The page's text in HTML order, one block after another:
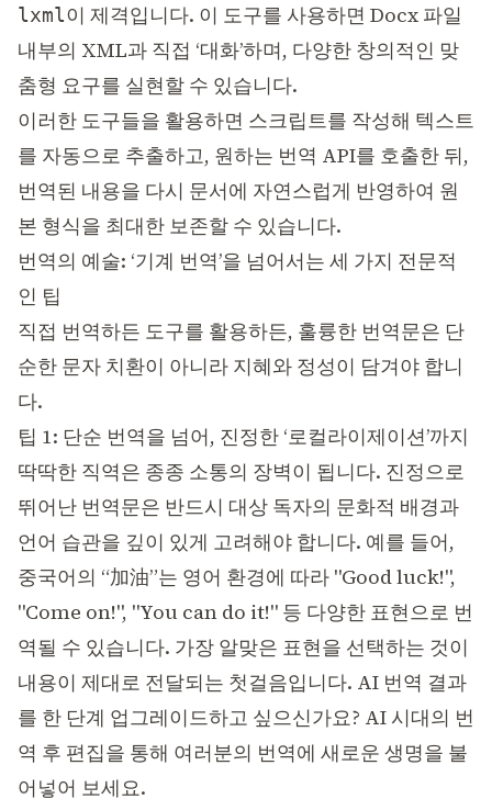
lxml이 제격입니다. 이 도구를 사용하면 Docx 파일
내부의 XML과 직접 ‘대화’하며, 다양한 창의적인 맞
춤형 요구를 실현할 수 있습니다.
이러한 도구들을 활용하면 스크립트를 작성해 텍스트
를 자동으로 추출하고, 원하는 번역 API를 호출한 뒤,
번역된 내용을 다시 문서에 자연스럽게 반영하여 원
본 형식을 최대한 보존할 수 있습니다.
번역의 예술: ‘기계 번역’을 넘어서는 세 가지 전문적
인 팁
직접 번역하든 도구를 활용하든, 훌륭한 번역문은 단
순한 문자 치환이 아니라 지혜와 정성이 담겨야 합니
다.
팁 1: 단순 번역을 넘어, 진정한 ‘로컬라이제이션’까지
딱딱한 직역은 종종 소통의 장벽이 됩니다. 진정으로
뛰어난 번역문은 반드시 대상 독자의 문화적 배경과
언어 습관을 깊이 있게 고려해야 합니다. 예를 들어,
중국어의 “加油”는 영어 환경에 따라 "Good luck!",
"Come on!", "You can do it!" 등 다양한 표현으로 번
역될 수 있습니다. 가장 알맞은 표현을 선택하는 것이
내용이 제대로 전달되는 첫걸음입니다. AI 번역 결과
를 한 단계 업그레이드하고 싶으신가요? AI 시대의 번
역 후 편집을 통해 여러분의 번역에 새로운 생명을 불
어넣어 보세요.